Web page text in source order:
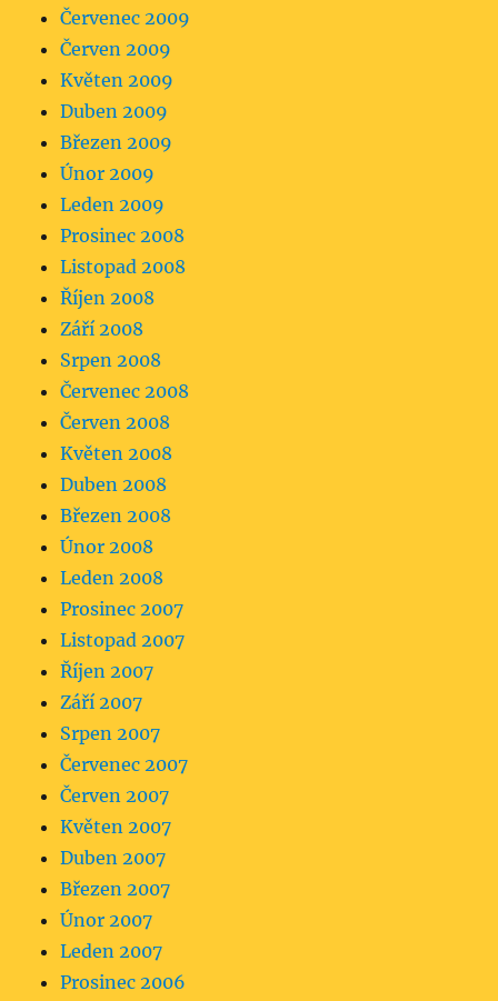
Červenec 2009
Červen 2009
Květen 2009
Duben 2009
Březen 2009
Únor 2009
Leden 2009
Prosinec 2008
Listopad 2008
Říjen 2008
Září 2008
Srpen 2008
Červenec 2008
Červen 2008
Květen 2008
Duben 2008
Březen 2008
Únor 2008
Leden 2008
Prosinec 2007
Listopad 2007
Říjen 2007
Září 2007
Srpen 2007
Červenec 2007
Červen 2007
Květen 2007
Duben 2007
Březen 2007
Únor 2007
Leden 2007
Prosinec 2006